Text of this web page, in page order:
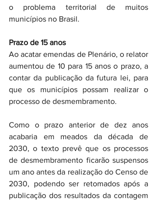
o problema territorial de muitos
municípios no Brasil.
Prazo de 15 anos
Ao acatar emendas de Plenário, o relator
aumentou de 10 para 15 anos o prazo, a
contar da publicação da futura lei, para
que os municípios possam realizar o
processo de desmembramento.
Como o prazo anterior de dez anos
acabaria em meados da década de
2030, o texto prevê que os processos
de desmembramento ficarão suspensos
um ano antes da realização do Censo de
2030, podendo ser retomados após a
publicação dos resultados da contagem